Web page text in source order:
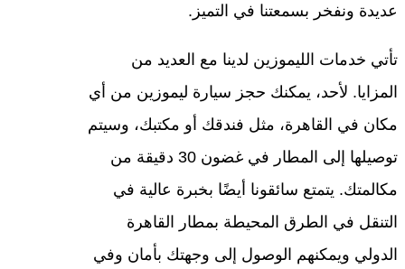
عديدة ونفخر بسمعتنا في التميز.
تأتي خدمات الليموزين لدينا مع العديد من
المزايا. لأحد، يمكنك حجز سيارة ليموزين من أي
مكان في القاهرة، مثل فندقك أو مكتبك، وسيتم
توصيلها إلى المطار في غضون 30 دقيقة من
مكالمتك. يتمتع سائقونا أيضًا بخبرة عالية في
التنقل في الطرق المحيطة بمطار القاهرة
الدولي ويمكنهم الوصول إلى وجهتك بأمان وفي